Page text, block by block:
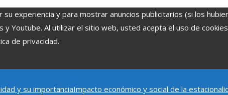
experiencia y para mostrar anuncios publicitarios (si los
Youtube. Al utilizar el sitio web, usted acepta el uso de
de privacidad.
y su importanciaImpacto económico y social de la